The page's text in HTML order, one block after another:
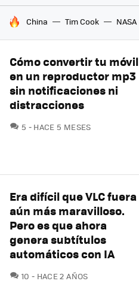
HOY SE HABLA DE
China Tim Cook NASA
Cómo convertir tu móvil
en un reproductor mp3
sin notificaciones ni
distracciones
5 COMENTARIOS
HACE 5 MESES
Era difícil que VLC fuera
aún más maravilloso.
Pero es que ahora
genera subtítulos
automáticos con IA
10 COMENTARIOS
HACE 2 AÑOS